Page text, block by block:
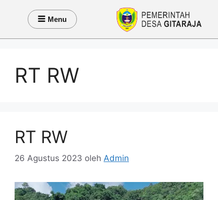
Menu
RT RW
RT RW
26 Agustus 2023 oleh Admin